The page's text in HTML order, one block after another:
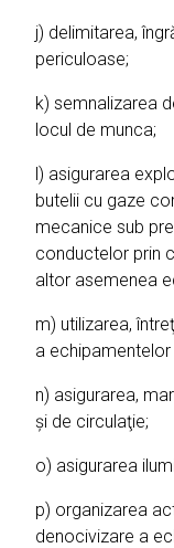
j) delimitarea,
periculoase;
k) semnalizarea
locul de munca;
l) asigurarea
butelii cu gaze
mecanice sub
conductelor prin
altor asemenea
m) utilizarea,
a
n) asigurarea,
şi de circulaţie;
o) asigurarea
p) organizarea
denocivizare a